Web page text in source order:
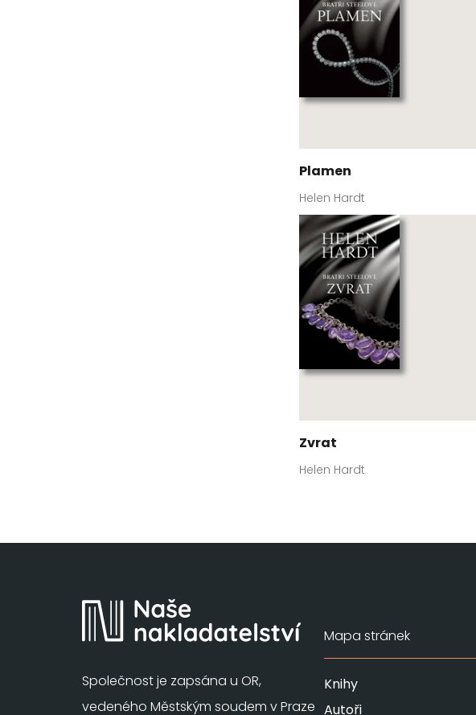
Plamen
Helen Hardt
Zvrat
Helen Hardt
Společnost je zapsána u OR,
vedeného Městským soudem v Praze
Mapa stránek
Knihy
Autoři